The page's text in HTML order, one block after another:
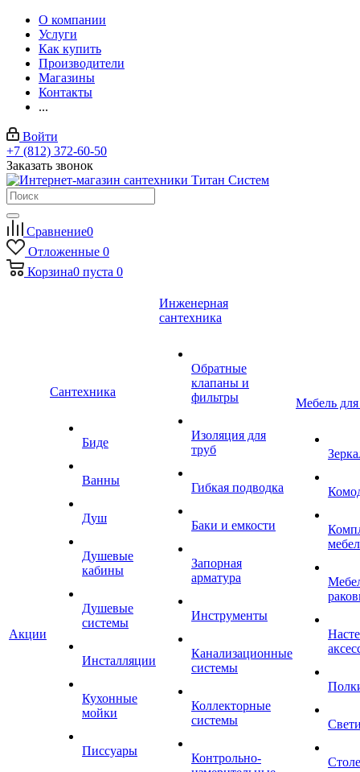
О компании
Услуги
Как купить
Производители
Магазины
Контакты
...
Войти
+7 (812) 372-60-50
Заказать звонок
Сравнение0
Отложенные 0
Корзина0 пуста 0
Акции
Сантехника
Биде
Ванны
Душ
Душевые
кабины
Душевые
системы
Инсталляции
Кухонные
мойки
Писсуары
Инженерная
сантехника
Обратные
клапаны и
фильтры
Изоляция для
труб
Гибкая подводка
Баки и емкости
Запорная
арматура
Инструменты
Канализационные
системы
Коллекторные
системы
Контрольно-
Мебель